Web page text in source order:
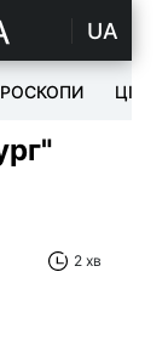
UA
ЦІКАВЕ
2 хв